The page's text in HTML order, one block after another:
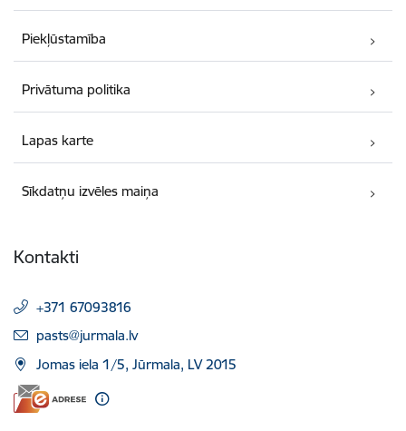
Piekļūstamība
Privātuma politika
Lapas karte
Sīkdatņu izvēles maiņa
Kontakti
+371 67093816
E-pasts:
pasts@jurmala.lv
Jomas iela 1/5, Jūrmala, LV 2015